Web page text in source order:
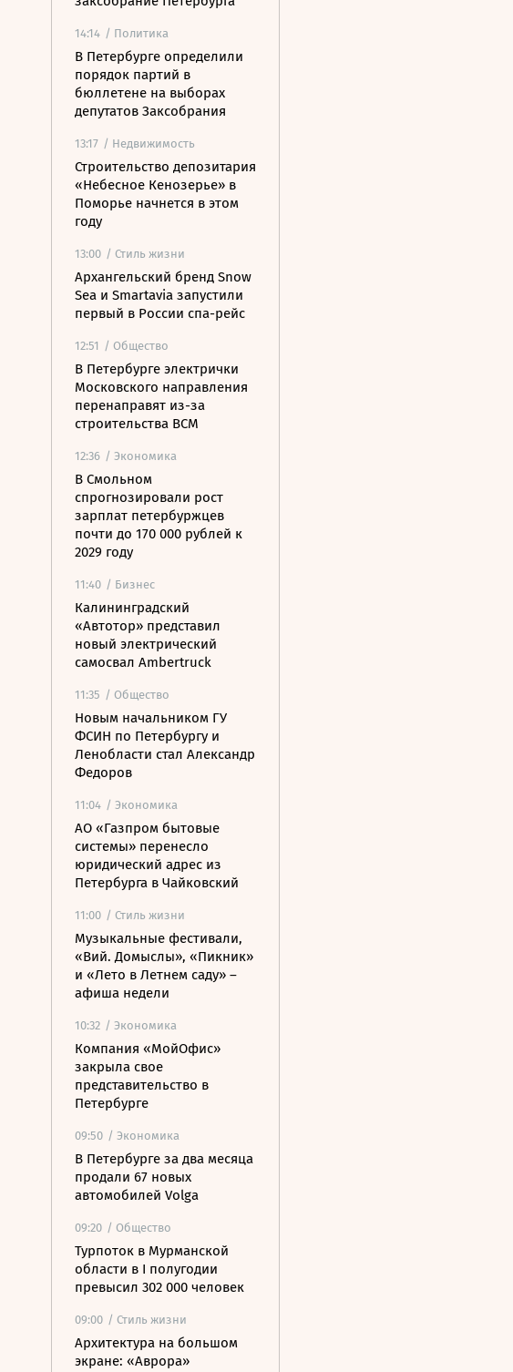
14:14 / Политика
В Петербурге определили
порядок партий в
бюллетене на выборах
депутатов Заксобрания
13:17 / Недвижимость
Строительство депозитария
«Небесное Кенозерье» в
Поморье начнется в этом
году
13:00 / Стиль жизни
Архангельский бренд Snow
Sea и Smartavia запустили
первый в России спа-рейс
12:51 / Общество
В Петербурге электрички
Московского направления
перенаправят из-за
строительства ВСМ
12:36 / Экономика
В Смольном
спрогнозировали рост
зарплат петербуржцев
почти до 170 000 рублей к
2029 году
11:40 / Бизнес
Калининградский
«Автотор» представил
новый электрический
самосвал Ambertruck
11:35 / Общество
Новым начальником ГУ
ФСИН по Петербургу и
Ленобласти стал Александр
Федоров
11:04 / Экономика
АО «Газпром бытовые
системы» перенесло
юридический адрес из
Петербурга в Чайковский
11:00 / Стиль жизни
Музыкальные фестивали,
«Вий. Домыслы», «Пикник»
и «Лето в Летнем саду» –
афиша недели
10:32 / Экономика
Компания «МойОфис»
закрыла свое
представительство в
Петербурге
09:50 / Экономика
В Петербурге за два месяца
продали 67 новых
автомобилей Volga
09:20 / Общество
Турпоток в Мурманской
области в I полугодии
превысил 302 000 человек
09:00 / Стиль жизни
Архитектура на большом
экране: «Аврора»